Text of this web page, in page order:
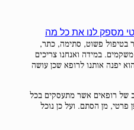
מספק לנו את כל מה
בטיפול פשוט, סתימה, כתר,
במידה ואנחנו צריכים
יפנה אותנו לרופא שכן עושה
של רופאים אשר מתעסקים בכל
פרטי, מן הסתם. ועל כן נוכל